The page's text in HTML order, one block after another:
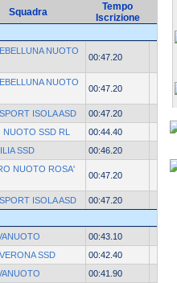
Squadra
Tempo
Iscrizione
NUOTO
00:47.20
NUOTO
00:47.20
ISOLA ASD
00:47.20
NUOTO SSD RL
00:44.40
SSD 00:46.20
NUOTO ROSA'
00:47.20
ISOLA ASD 00:47.20
00:43.10
SSD
00:42.40
00:41.90